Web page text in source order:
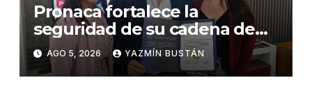
Pronaca fortalece la
seguridad de su cadena de
suministro con certificación
BASC en dos plantas
AGO 5, 2026 YAZMÍN BUSTÁN